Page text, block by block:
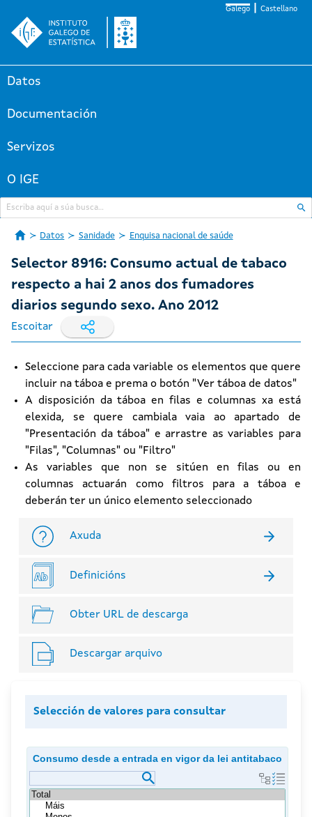
Galego Castellano
Datos
Documentación
Servizos
O IGE
Datos Sanidade Enquisa nacional de saúde
Selector 8916: Consumo actual de tabaco
respecto a hai 2 anos dos fumadores
diarios segundo sexo. Ano 2012
Escoitar
Seleccione para cada variable os elementos que quere
incluir na táboa e prema o botón "Ver táboa de datos"
A disposición da táboa en filas e columnas xa está
elexida, se quere cambiala vaia ao apartado de
"Presentación da táboa" e arrastre as variables para
"Filas", "Columnas" ou "Filtro"
As variables que non se sitúen en filas ou en
columnas actuarán como filtros para a táboa e
deberán ter un único elemento seleccionado
Axuda
Definicións
Obter URL de descarga
Descargar arquivo
Selección de valores para consultar
Consumo desde a entrada en vigor da lei antitabaco